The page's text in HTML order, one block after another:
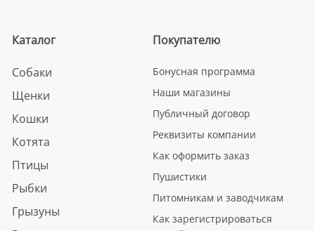
Каталог
Собаки
Щенки
Кошки
Котята
Птицы
Рыбки
Грызуны
Покупателю
Бонусная программа
Наши магазины
Публичный договор
Реквизиты компании
Как оформить заказ
Пушистики
Питомникам и заводчикам
Как зарегистрироваться